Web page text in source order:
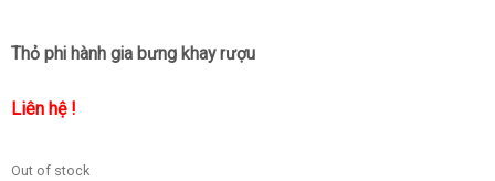
Thỏ phi hành gia bưng khay rượu
Liên hệ !
Out of stock